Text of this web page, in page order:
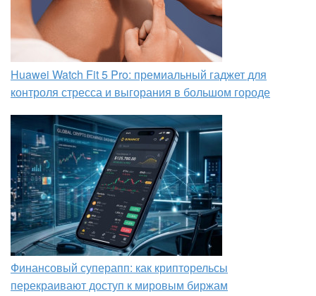
Huawei Watch Fit 5 Pro: премиальный гаджет для
контроля стресса и выгорания в большом городе
Финансовый суперапп: как крипторельсы
перекраивают доступ к мировым биржам